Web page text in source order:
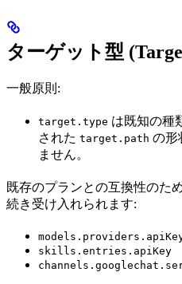
ターゲット型
一般原則:
target.type は既知の種
された target.path の形
ません。
既存のプランとの互換性のた
続き受け入れられます:
skills.entries.apiKey